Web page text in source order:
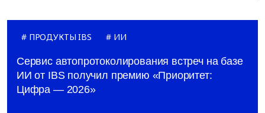
ПРОДУКТЫ IBS ИИ
Сервис автопротоколирования встреч на базе
ИИ от IBS получил премию «Приоритет:
Цифра — 2026»